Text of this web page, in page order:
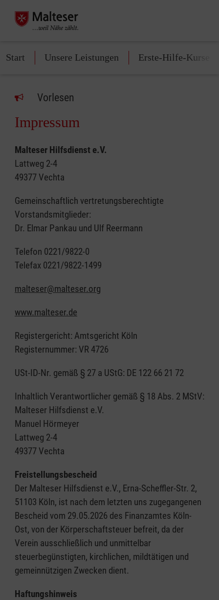
Start Unsere Leistungen Erste-Hilfe-Kurse
Vorlesen
Impressum
Malteser Hilfsdienst e.V.
Lattweg 2-4
49377 Vechta
Gemeinschaftlich vertretungsberechtigte
Vorstandsmitglieder:
Dr. Elmar Pankau und Ulf Reermann
Telefon 0221/9822-0
Telefax 0221/9822-1499
malteser@malteser.org
www.malteser.de
Registergericht: Amtsgericht Köln
Registernummer: VR 4726
USt-ID-Nr. gemäß § 27 a UStG: DE 122 66 21 72
Inhaltlich Verantwortlicher gemäß § 18 Abs. 2 MStV:
Malteser Hilfsdienst e.V.
Manuel Hörmeyer
Lattweg 2-4
49377 Vechta
Freistellungsbescheid
Der Malteser Hilfsdienst e.V., Erna-Scheffler-Str. 2,
51103 Köln, ist nach dem letzten uns zugegangenen
Bescheid vom 29.05.2026 des Finanzamtes Köln-
Ost, von der Körperschaftsteuer befreit, da der
Verein ausschließlich und unmittelbar
steuerbegünstigten, kirchlichen, mildtätigen und
gemeinnützigen Zwecken dient.
Haftungshinweis